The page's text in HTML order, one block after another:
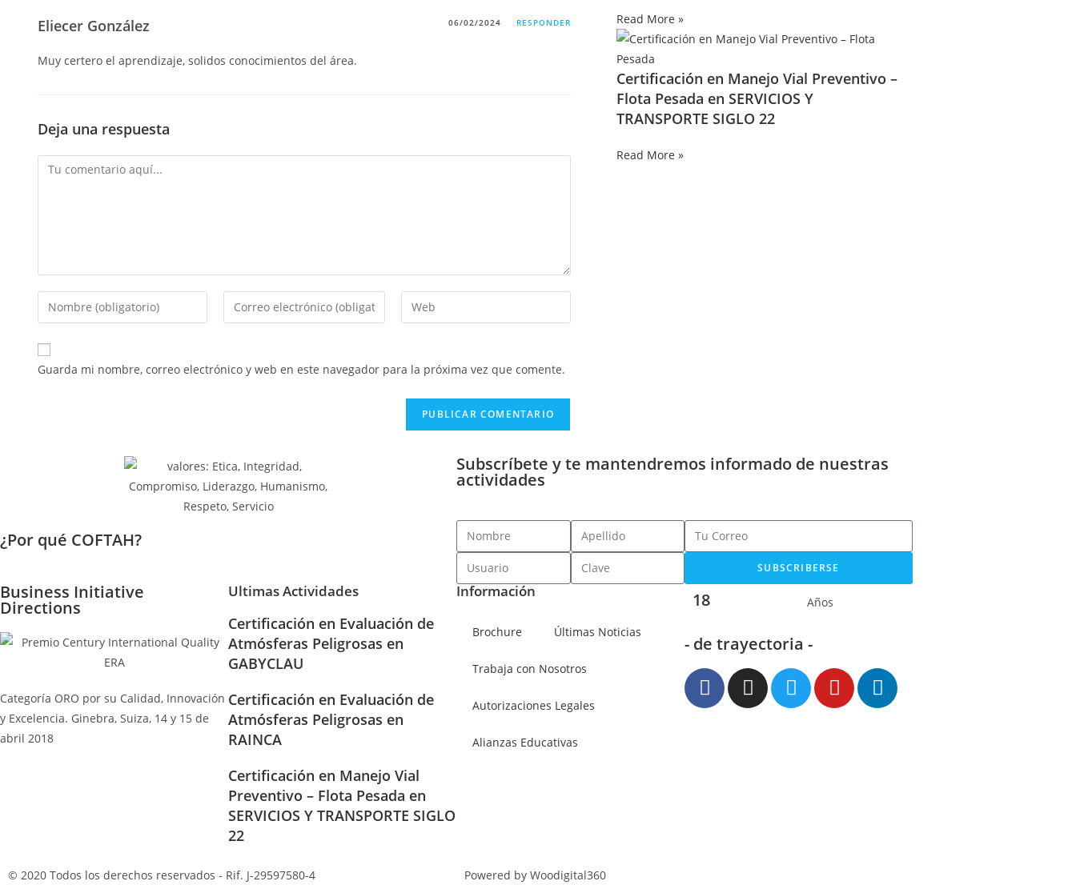
Eliecer González 06/02/2024 RESPONDER
Muy certero el aprendizaje, solidos conocimientos del área.
Deja una respuesta
Guarda mi nombre, correo electrónico y web en este navegador para la próxima vez que comente.
Read More »
Certificación en Manejo Vial Preventivo –
Flota Pesada en SERVICIOS Y
TRANSPORTE SIGLO 22
Read More »
¿Por qué COFTAH?
Subscríbete y te mantendremos informado de nuestras
actividades
SUBSCRIBERSE
Business Initiative
Directions
Categoría ORO por su Calidad, Innovación
y Excelencia. Ginebra, Suiza, 14 y 15 de
abril 2018
Ultimas Actividades
Certificación en Evaluación de
Atmósferas Peligrosas en
GABYCLAU
Certificación en Evaluación de
Atmósferas Peligrosas en
RAINCA
Certificación en Manejo Vial
Preventivo – Flota Pesada en
SERVICIOS Y TRANSPORTE SIGLO
22
Información
Brochure Últimas Noticias
Trabaja con Nosotros
Autorizaciones Legales
Alianzas Educativas
18 Años
- de trayectoria -
© 2020 Todos los derechos reservados - Rif. J-29597580-4 Powered by Woodigital360